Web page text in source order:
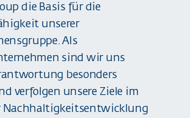
die Basis für die
unserer
Als
sind wir uns
besonders
verfolgen unsere Ziele im
Nachhaltigkeitsentwicklung